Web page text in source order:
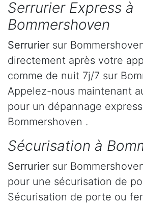
Serrurier Express à
Bommershoven
Serrurier sur
directement après votre
comme de nuit 7j/7 sur
Appelez-nous maintenant
pour un dépannage
Bommershoven .
Sécurisation à
Serrurier sur
pour une sécurisation de
Sécurisation de porte ou